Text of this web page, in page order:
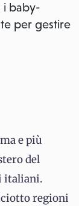
i baby-
per gestire
e più
del
italiani.
regioni